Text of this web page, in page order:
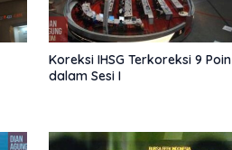
Koreksi IHSG Terkoreksi 9 Poin
dalam Sesi I